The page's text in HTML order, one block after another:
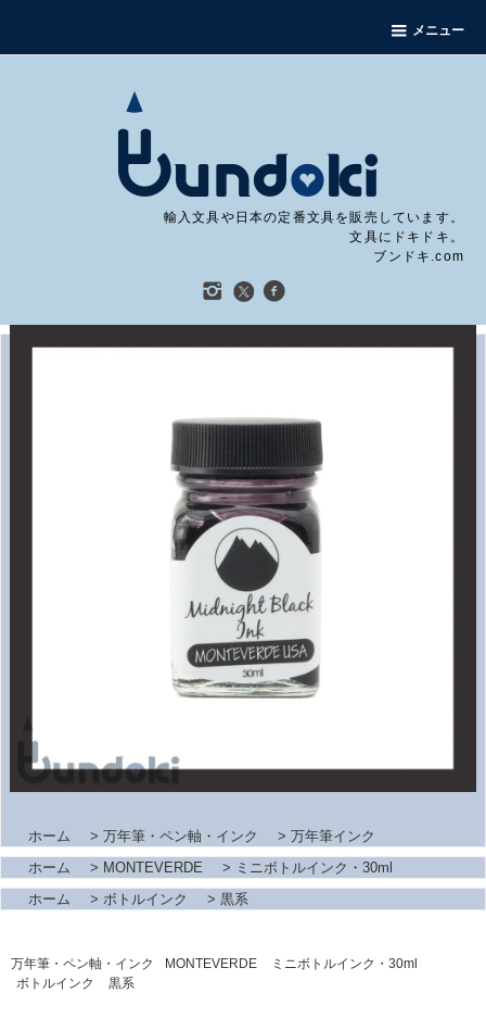
メニュー
輸入文具や日本の定番文具を販売しています。
文具にドキドキ。
ブンドキ.com
ホーム > 万年筆・ペン軸・インク > 万年筆インク
ホーム
> MONTEVERDE > ミニボトルインク・30ml
ホーム
> ボトルインク > 黒系
万年筆・ペン軸・インク MONTEVERDE
ミニボトルインク・30ml
ボトルインク
黒系